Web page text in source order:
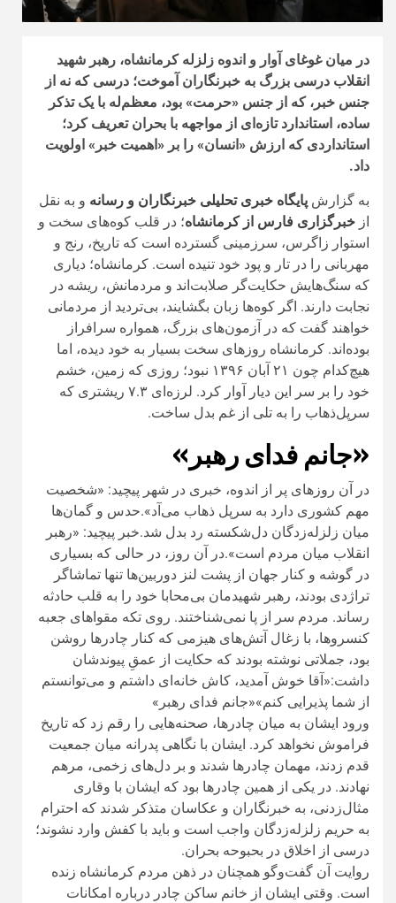
در میان غوغای آوار و اندوه زلزله کرمانشاه، رهبر شهید
انقلاب درسی بزرگ به خبرنگاران آموخت؛ درسی که نه از
جنس خبر، که از جنس «حرمت» بود، معظم‌له با یک تذکر
ساده، استاندارد تازه‌ای از مواجهه با بحران تعریف کرد؛
استانداردی که ارزش «انسان» را بر «اهمیت خبر» اولویت
داد.
به گزارش پایگاه خبری تحلیلی خبرنگاران و رسانه و به نقل
از خبرگزاری فارس از کرمانشاه؛ در قلب کوه‌های سخت و
استوار زاگرس، سرزمینی گسترده است که تاریخ، رنج و
مهربانی را در تار و پود خود تنیده است. کرمانشاه؛ دیاری
که سنگ‌هایش حکایت‌گر صلابت‌اند و مردمانش، ریشه در
نجابت دارند. اگر کوه‌ها زبان بگشایند، بی‌تردید از مردمانی
خواهند گفت که در آزمون‌های بزرگ، همواره سرافراز
بوده‌اند. کرمانشاه روزهای سخت بسیار به خود دیده، اما
هیچ‌کدام چون ۲۱ آبان ۱۳۹۶ نبود؛ روزی که زمین، خشم
خود را بر سر این دیار آوار کرد. لرزه‌ای ۷.۳ ریشتری که
سرپل‌ذهاب را به تلی از غم بدل ساخت.
«جانم فدای رهبر»
در آن روزهای پر از اندوه، خبری در شهر پیچید: «شخصیت
مهم کشوری دارد به سرپل‌ ذهاب می‌آد».حدس و گمان‌ها
میان زلزله‌زدگان دل‌شکسته رد بدل شد.خبر پیچید: «رهبر
انقلاب میان مردم است».در آن روز، در حالی که بسیاری
در گوشه‌ و کنار جهان از پشت لنز دوربین‌ها تنها تماشاگر
تراژدی بودند، رهبر شهیدمان بی‌محابا خود را به قلب حادثه
رساند. مردم سر از پا نمی‌شناختند. روی تکه مقواهای جعبه
کنسروها، با زغال آتش‌های هیزمی که کنار چادرها روشن
بود، جملاتی نوشته بودند که حکایت از عمقِ پیوندشان
داشت:«آقا خوش آمدید، کاش خانه‌ای داشتم و می‌توانستم
از شما پذیرایی کنم»«جانم فدای رهبر»
ورود ایشان به میان چادرها، صحنه‌هایی را رقم زد که تاریخ
فراموش نخواهد کرد. ایشان با نگاهی پدرانه میان جمعیت
قدم زدند، مهمان چادرها شدند و بر دل‌های زخمی، مرهم
نهادند. در یکی از همین چادرها بود که ایشان با وقاری
مثال‌زدنی، به خبرنگاران و عکاسان متذکر شدند که احترام
به حریم زلزله‌زدگان واجب است و باید با کفش وارد نشوند؛
درسی از اخلاق در بحبوحه بحران.
روایت آن گفت‌وگو همچنان در ذهن مردم کرمانشاه زنده
است. وقتی ایشان از خانم ساکن چادر درباره امکانات